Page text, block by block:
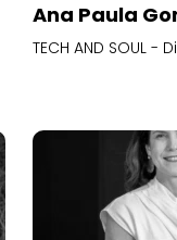
Ana Paula
TECH AND SOUL